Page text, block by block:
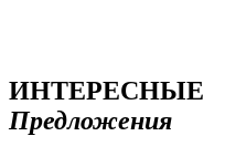
ИНТЕРЕСНЫЕ
Предложения